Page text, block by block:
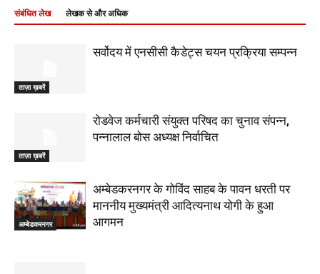
संबंधित लेख लेखक से और अधिक
ताज़ा ख़बरें
सर्वोदय में एनसीसी कैडेट्स चयन प्रक्रिया सम्पन्न
ताज़ा ख़बरें
रोडवेज कर्मचारी संयुक्त परिषद का चुनाव संपन्न,
पन्नालाल बोस अध्यक्ष निर्वाचित
अम्बेडकरनगर
अम्बेडकरनगर के गोविंद साहब के पावन धरती पर
माननीय मुख्यमंत्री आदित्यनाथ योगी के हुआ
आगमन